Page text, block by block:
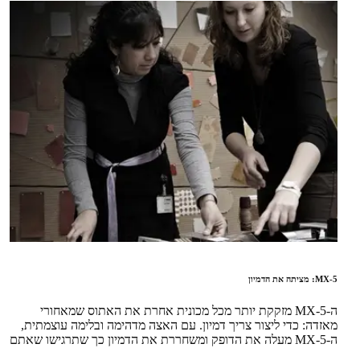
MX-5: מציתה את הדמיון
ה-MX-5 מזקקת יותר מכל מכונית אחרת את האתוס שמאחורי
מאזדה: כדי ליצור צריך דמיון. עם האצה מדהימה ובלימה עוצמתית,
ה-MX-5 מעלה את הדופק ומשחררת את הדמיון כך שתרגישו שאתם